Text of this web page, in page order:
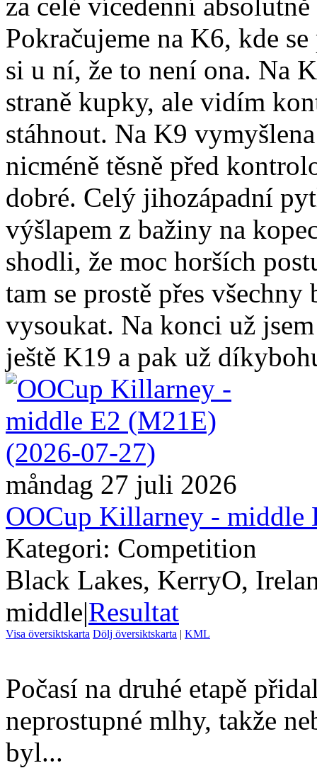
Pokračujeme na K6, kde
si u ní, že to není ona. Na
straně kupky, ale vidím
stáhnout. Na K9
nicméně těsně před
dobré. Celý jihozápadní
výšlapem z bažiny na
shodli, že moc horších
tam se prostě přes
vysoukat. Na konci už
ještě K19 a pak už
måndag 27 juli 2026
OOCup Killarney - middle
Kategori: Competition
Black Lakes, KerryO,
middle|Resultat
Visa översiktskarta Dölj översiktskarta | KML
Počasí na druhé etapě
neprostupné mlhy, takže
byl...